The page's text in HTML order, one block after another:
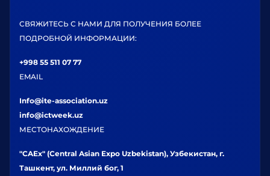
СВЯЖИТЕСЬ С НАМИ ДЛЯ ПОЛУЧЕНИЯ БОЛЕЕ
ПОДРОБНОЙ ИНФОРМАЦИИ:
+998 55 511 07 77
EMAIL
Info@ite-association.uz
info@ictweek.uz
МЕСТОНАХОЖДЕНИЕ
"CAEx" (Central Asian Expo Uzbekistan), Узбекистан, г.
Ташкент, ул. Миллий бог, 1